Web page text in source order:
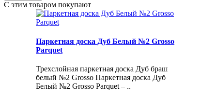
С этим товаром покупают
Паркетная доска Дуб Белый №2 Grosso
Parquet
Трехслойная паркетная доска Дуб браш
белый №2 Grosso Паркетная доска Дуб
Белый №2 Grosso Parquet – ..